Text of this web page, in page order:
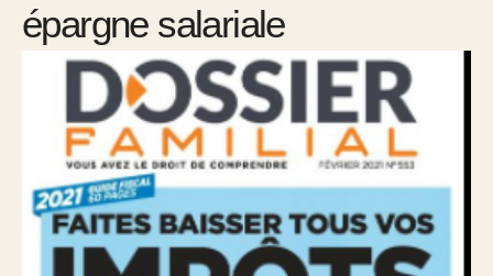
épargne salariale